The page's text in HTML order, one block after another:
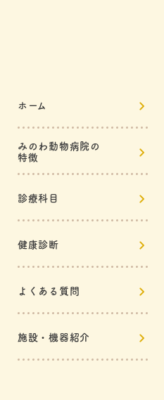
ホーム
みのわ動物病院の
特徴
診療科目
健康診断
よくある質問
施設・機器紹介